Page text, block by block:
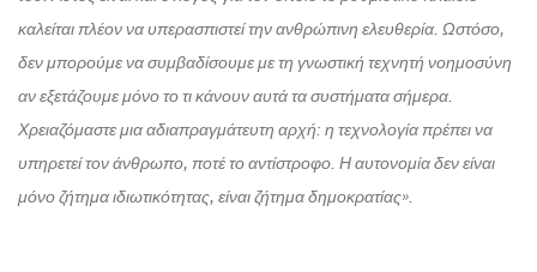
καλείται πλέον να υπερασπιστεί την ανθρώπινη ελευθερία. Ωστόσο,
δεν μπορούμε να συμβαδίσουμε με τη γνωστική τεχνητή νοημοσύνη
αν εξετάζουμε μόνο το τι κάνουν αυτά τα συστήματα σήμερα.
Χρειαζόμαστε μια αδιαπραγμάτευτη αρχή: η τεχνολογία πρέπει να
υπηρετεί τον άνθρωπο, ποτέ το αντίστροφο. Η αυτονομία δεν είναι
μόνο ζήτημα ιδιωτικότητας, είναι ζήτημα δημοκρατίας».